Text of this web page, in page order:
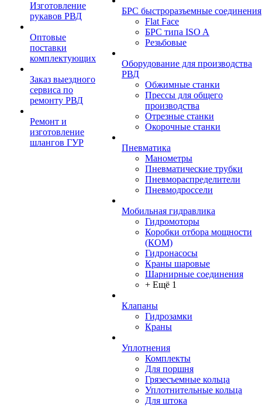
Изготовление
рукавов РВД
Оптовые
поставки
комплектующих
Заказ выездного
сервиса по
ремонту РВД
Ремонт и
изготовление
шлангов ГУР
БРС быстроразъемные соединения
Flat Face
БРС типа ISO A
Резьбовые
Оборудование для производства
РВД
Обжимные станки
Прессы для общего
производства
Отрезные станки
Окорочные станки
Пневматика
Манометры
Пневматические трубки
Пневмораспределители
Пневмодроссели
Мобильная гидравлика
Гидромоторы
Коробки отбора мощности
(КОМ)
Гидронасосы
Краны шаровые
Шарнирные соединения
+ Ещё 1
Клапаны
Гидрозамки
Краны
Уплотнения
Комплекты
Для поршня
Грязесъемные кольца
Уплотнительные кольца
Для штока